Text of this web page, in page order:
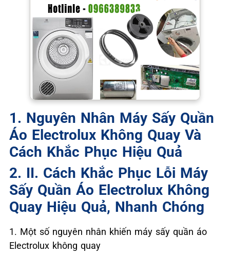
1. Nguyên Nhân Máy Sấy Quần
Áo Electrolux Không Quay Và
Cách Khắc Phục Hiệu Quả
2. II. Cách Khắc Phục Lỗi Máy
Sấy Quần Áo Electrolux Không
Quay Hiệu Quả, Nhanh Chóng
1. Một số nguyên nhân khiến máy sấy quần áo
Electrolux không quay